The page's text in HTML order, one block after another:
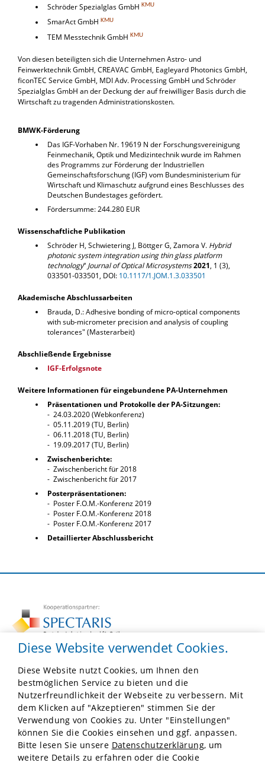
Diese Website verwendet Cookies.
Diese Website nutzt Cookies, um Ihnen den
bestmöglichen Service zu bieten und die
Nutzerfreundlichkeit der Webseite zu verbessern. Mit
dem Klicken auf "Akzeptieren" stimmen Sie der
Verwendung von Cookies zu. Unter "Einstellungen"
können Sie die Cookies einsehen und ggf. anpassen.
Bitte lesen Sie unsere Datenschutzerklärung, um
weitere Details zu erfahren oder die Cookie
Schröder Spezialglas GmbH KMU
SmarAct GmbH KMU
TEM Messtechnik GmbH KMU
Von diesen beteiligten sich die Unternehmen Astro- und
Feinwerktechnik GmbH, CREAVAC GmbH, Eagleyard Photonics GmbH,
ficonTEC Service GmbH, MDI Adv. Processing GmbH und Schröder
Spezialglas GmbH an der Deckung der auf freiwilliger Basis durch die
Wirtschaft zu tragenden Administrationskosten.
BMWK-Förderung
Das IGF-Vorhaben Nr. 19619 N der Forschungsvereinigung
Feinmechanik, Optik und Medizintechnik wurde im Rahmen
des Programms zur Förderung der Industriellen
Gemeinschaftsforschung (IGF) vom Bundesministerium für
Wirtschaft und Klimaschutz aufgrund eines Beschlusses des
Deutschen Bundestages gefördert.
Fördersumme: 244.280 EUR
Wissenschaftliche Publikation
Schröder H, Schwietering J, Böttger G, Zamora V. Hybrid
photonic system integration using thin glass platform
technology“ Journal of Optical Microsystems2021, 1 (3),
033501-033501, DOI: 10.1117/1.JOM.1.3.033501
Akademische Abschlussarbeiten
Brauda, D.: Adhesive bonding of micro-optical components
with sub-micrometer precision and analysis of coupling
tolerances" (Masterarbeit)
Abschließende Ergebnisse
IGF-Erfolgsnote
Weitere Informationen für eingebundene PA-Unternehmen
Präsentationen und Protokolle der PA-Sitzungen:
- 24.03.2020 (Webkonferenz)
- 05.11.2019 (TU, Berlin)
- 06.11.2018 (TU, Berlin)
- 19.09.2017 (TU, Berlin)
Zwischenberichte:
- Zwischenbericht für 2018
- Zwischenbericht für 2017
Posterpräsentationen:
- Poster F.O.M.-Konferenz 2019
- Poster F.O.M.-Konferenz 2018
- Poster F.O.M.-Konferenz 2017
Detaillierter Abschlussbericht
Impressum
F.O.M.
Robert-Koch-Platz 4, Besucher: Hannoversche Str. 19
10115 Berlin
Tel:
030 41402139
E-Mail:
info@forschung-fom.de